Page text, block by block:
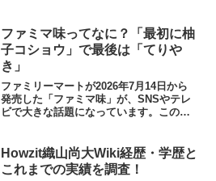
んの年収（収入）ですよね、ちょっと見
ていこうかと思います！
ファミマ味ってなに？「最初に柚
子コショウ」で最後は「てりや
き」
ファミリーマートが2026年7月14日から
発売した「ファミマ味」が、SNSやテレ
ビで大きな話題になっています。この
密のフレーバー"で、味を明かさないとい
う斬新なコン...
Howzit織山尚大Wiki経歴・学歴と
これまでの実績を調査！